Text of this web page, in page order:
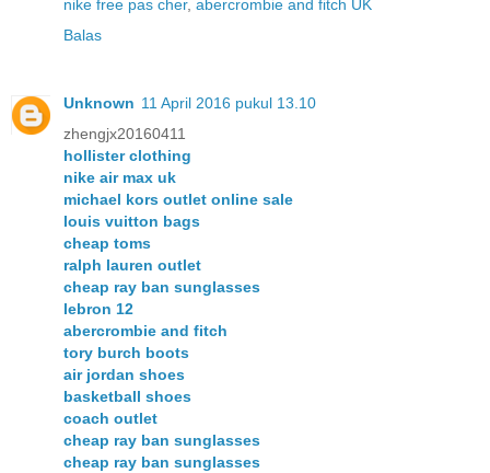
nike free pas cher, abercrombie and fitch UK
Balas
Unknown 11 April 2016 pukul 13.10
zhengjx20160411
hollister clothing
nike air max uk
michael kors outlet online sale
louis vuitton bags
cheap toms
ralph lauren outlet
cheap ray ban sunglasses
lebron 12
abercrombie and fitch
tory burch boots
air jordan shoes
basketball shoes
coach outlet
cheap ray ban sunglasses
cheap ray ban sunglasses